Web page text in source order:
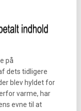
på
dets tidligere
blev hyldet for
varme, har
evne til at